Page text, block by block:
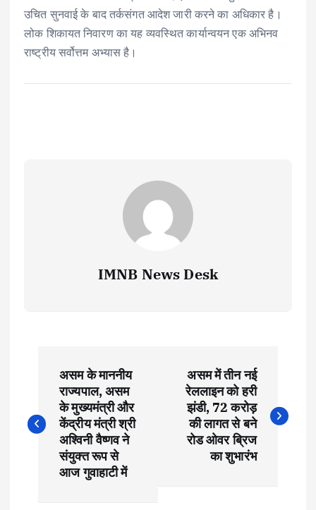
उचित सुनवाई के बाद तर्कसंगत आदेश जारी करने का अधिकार है।
लोक शिकायत निवारण का यह व्यवस्थित कार्यान्वयन एक अभिनव
राष्ट्रीय सर्वोत्तम अभ्यास है।
IMNB News Desk
s
असम के माननीय
राज्यपाल, असम
के मुख्यमंत्री और
केंद्रीय मंत्री श्री
अश्विनी वैष्णव ने
संयुक्त रूप से
आज गुवाहाटी में
असम में तीन नई
रेललाइन को हरी
झंडी, 72 करोड़
की लागत से बने
रोड ओवर ब्रिज
का शुभारंभ